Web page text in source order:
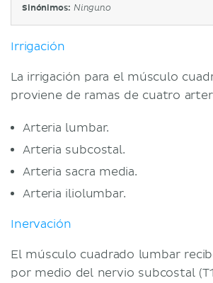
Sinónimos: Ninguno
Irrigación
La irrigación para el músculo
proviene de ramas de cuatro
Arteria lumbar.
Arteria subcostal.
Arteria sacra media.
Arteria iliolumbar.
Inervación
El músculo cuadrado lumbar
por medio del nervio subcostal